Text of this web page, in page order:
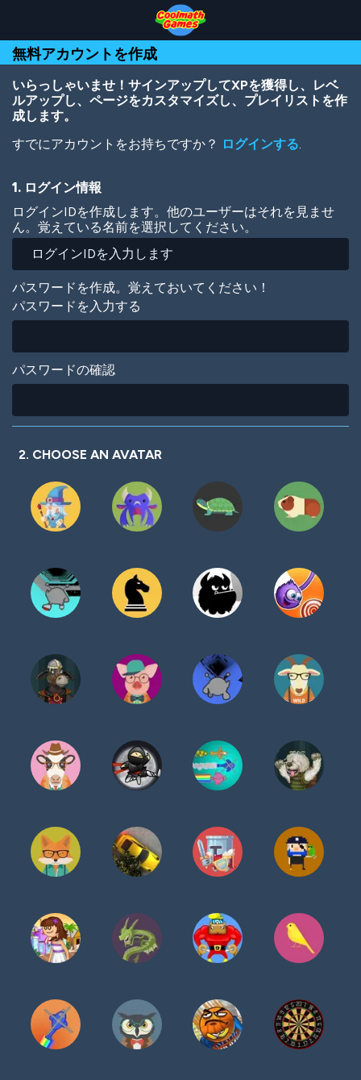
Top
of
Page
Navigation
Main
Content
Footer
ン
コ
ン
移
無料アカウントを作成
いらっしゃいませ！サインアップしてXPを獲得し、レベ
ルアップし、ページをカスタマイズし、プレイリストを作
成します。
すでにアカウントをお持ちですか？ ログインする.
1. ログイン情報
ログインIDを作成します。他のユーザーはそれを見ませ
ん。覚えている名前を選択してください。
パスワードを作成。覚えておいてください！
パスワードを入力する
パスワードの確認
2. CHOOSE AN AVATAR